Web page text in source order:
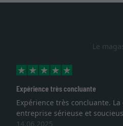
Le
la protection des cadres
Recommandation très favo